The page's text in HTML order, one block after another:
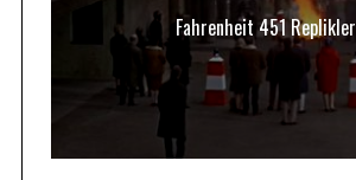
Fahrenheit 451 Replikler